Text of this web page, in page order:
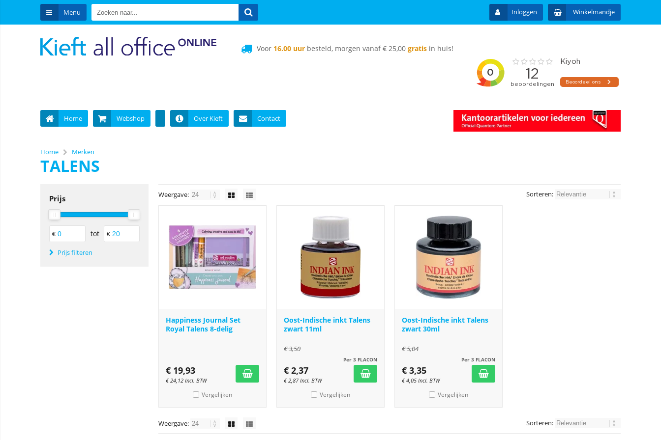
Menu Inloggen Winkelmandje
Voor 16.00 uur besteld, morgen vanaf € 25,00 gratis in huis!
Home Webshop Over Kieft Contact
Home Merken
TALENS
Prijs
€ tot €
Prijs filteren
Weergave: Sorteren:
Happiness Journal Set
Royal Talens 8-delig
€ 19,93
€24,12 Incl. BTW
Vergelijken
Oost-Indische inkt Talens
zwart 11ml
€3,50
Per 3 FLACON
€ 2,37
€2,87 Incl. BTW
Vergelijken
Oost-Indische inkt Talens
zwart 30ml
€5,04
Per 3 FLACON
€ 3,35
€4,05 Incl. BTW
Vergelijken
Weergave: Sorteren: